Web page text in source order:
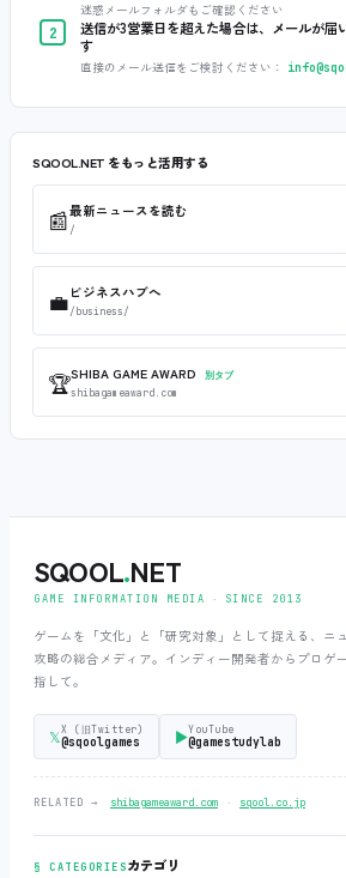
迷惑メールフォルダもご確認ください
2
送信が3営業日を超えた場合は、メールが届
す
直接のメール送信をご検討ください：
SQOOL.NET をもっと活用する
📰最新ニュースを読む
/
💼 ビジネスハブへ
/business/
🏆SHIBA GAME AWARD
別タブ
shibagameaward.com
SQOOL.NET
GAME INFORMATION MEDIA ‧ SINCE 2013
ゲームを「文化」と「研究対象」として捉える、ニ
攻略の総合メディア。インディー開発者からプロゲ
指して。
𝕏X (旧Twitter)
@sqoolgames ▶YouTube
@gamestudylab
RELATED → shibagameaward.com ‧ sqool.co.jp
§ CATEGORIESカテゴリ